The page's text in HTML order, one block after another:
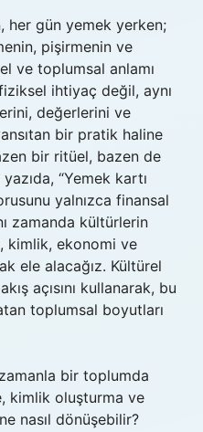
her gün yemek yerken;
pişirmenin ve
ve toplumsal anlamı
ihtiyaç değil, aynı
değerlerini ve
bir pratik haline
bir ritüel, bazen de
“Yemek kartı
yalnızca finansal
zamanda kültürlerin
kimlik, ekonomi ve
ele alacağız. Kültürel
açısını kullanarak, bu
toplumsal boyutları
bir toplumda
kimlik oluşturma ve
nasıl dönüşebilir?